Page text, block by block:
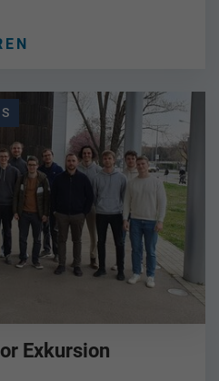
Exkursion